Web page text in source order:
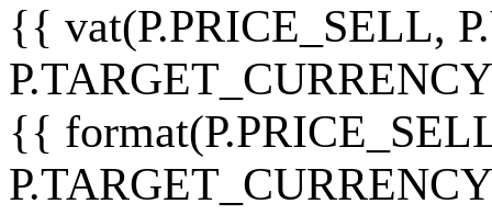
{{ vat(P.PRICE_SELL,
{{